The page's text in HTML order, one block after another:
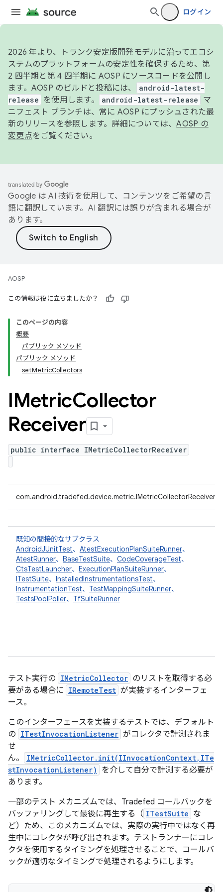
ログイン
2026 年より、トランク安定版開発モデルに沿ってエコシ
ステムのプラットフォームの安定性を確保するため、第
2 四半期と第 4 四半期に AOSP にソースコードを公開し
ます。AOSP のビルドと投稿には、
android-latest-
release
を使用します。 android-latest-release
マ
ニフェスト ブランチは、常に AOSP にプッシュされた最
新のリリースを参照します。詳細については、AOSP の
変更点をご覧ください。
Google は AI 技術を使用して、コンテンツをご希望の言
語に翻訳しています。AI 翻訳には誤りが含まれる場合が
あります。
AOSP
この情報は役に立ちましたか？
このページの内容
概要
パブリック メソッド
パブリック メソッド
setMetricCollectors
IMetricCollector
Receiver
public interface IMetricCollectorReceiver
com.android.tradefed.device.metric.IMetricCollectorReceiver
既知の間接的なサブクラス
AndroidJUnitTest、 AtestExecutionPlanSuiteRunner、
AtestRunner、 BaseTestSuite、 CodeCoverageTest、
CtsTestLauncher、 ExecutionPlanSuiteRunner、
ITestSuite、 InstalledInstrumentationsTest、
InstrumentationTest、 TestMappingSuiteRunner、
TestsPoolPoller、 TfSuiteRunner
テスト実行の IMetricCollector のリストを取得する必
要がある場合に IRemoteTest が実装するインターフェ
ース。
このインターフェースを実装するテストでは、デフォルト
の ITestInvocationListener がコレクタで計測されま
せ
ん。
IMetricCollector.init(IInvocationContext,ITe
stInvocationListener)
を介して自分で計測する必要が
あります。
一部のテスト メカニズムでは、Tradefed コールバックを
バッファリングして最後に再生する（ ITestSuite な
ど）ため、このメカニズムでは、実際の実行中ではなく再
生中にコレクタが呼び出されます。テストランナーにコレ
クタを使用するタイミングを処理させることで、コールバ
ックが適切なタイミングで処理されるようにします。